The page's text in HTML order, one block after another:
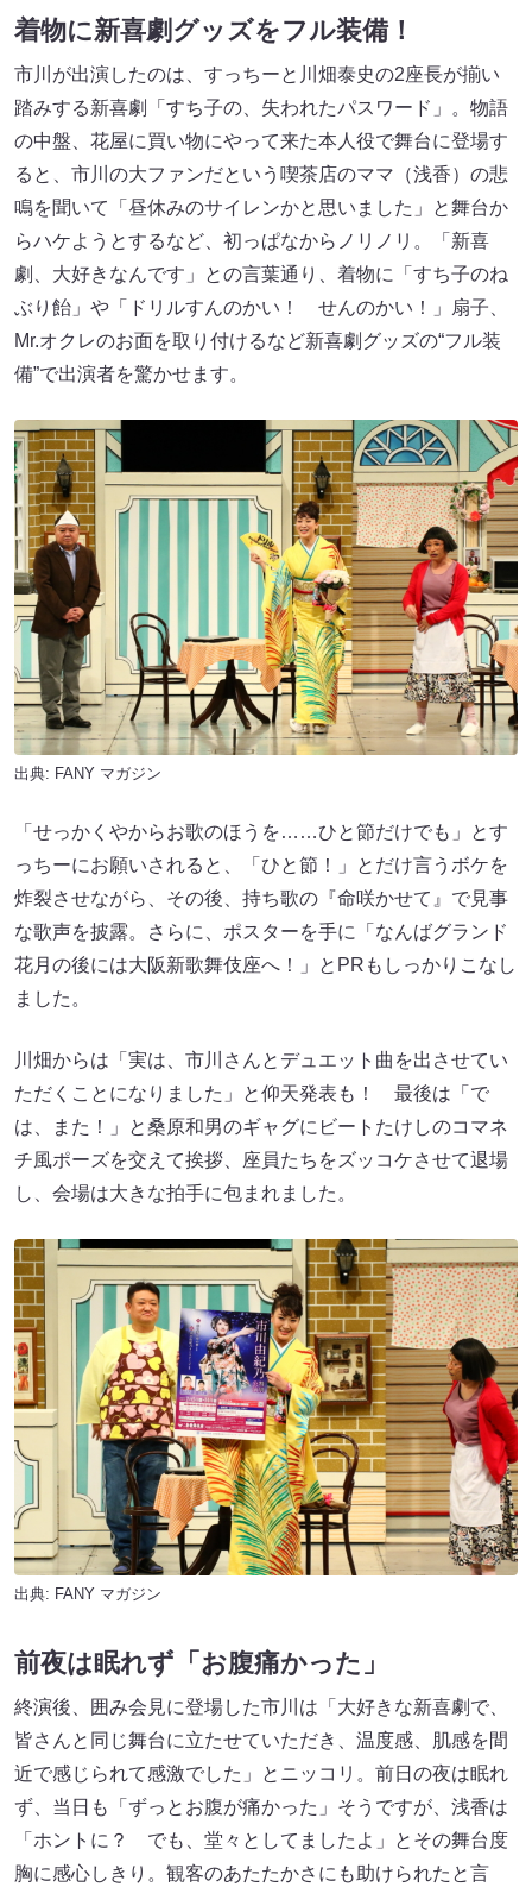
着物に新喜劇グッズをフル装備！
市川が出演したのは、すっちーと川畑泰史の2座長が揃い
踏みする新喜劇「すち子の、失われたパスワード」。物語
の中盤、花屋に買い物にやって来た本人役で舞台に登場す
ると、市川の大ファンだという喫茶店のママ（浅香）の悲
鳴を聞いて「昼休みのサイレンかと思いました」と舞台か
らハケようとするなど、初っぱなからノリノリ。「新喜
劇、大好きなんです」との言葉通り、着物に「すち子のね
ぶり飴」や「ドリルすんのかい！ せんのかい！」扇子、
Mr.オクレのお面を取り付けるなど新喜劇グッズの“フル装
備”で出演者を驚かせます。
出典: FANY マガジン
「せっかくやからお歌のほうを……ひと節だけでも」とす
っちーにお願いされると、「ひと節！」とだけ言うボケを
炸裂させながら、その後、持ち歌の『命咲かせて』で見事
な歌声を披露。さらに、ポスターを手に「なんばグランド
花月の後には大阪新歌舞伎座へ！」とPRもしっかりこなし
ました。
川畑からは「実は、市川さんとデュエット曲を出させてい
ただくことになりました」と仰天発表も！ 最後は「で
は、また！」と桑原和男のギャグにビートたけしのコマネ
チ風ポーズを交えて挨拶、座員たちをズッコケさせて退場
し、会場は大きな拍手に包まれました。
出典: FANY マガジン
前夜は眠れず「お腹痛かった」
終演後、囲み会見に登場した市川は「大好きな新喜劇で、
皆さんと同じ舞台に立たせていただき、温度感、肌感を間
近で感じられて感激でした」とニッコリ。前日の夜は眠れ
ず、当日も「ずっとお腹が痛かった」そうですが、浅香は
「ホントに？ でも、堂々としてましたよ」とその舞台度
胸に感心しきり。観客のあたたかさにも助けられたと言